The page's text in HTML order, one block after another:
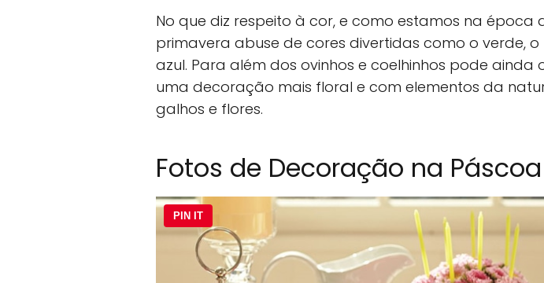
No que diz respeito à cor, e como estamos na época
primavera abuse de cores divertidas como o verde, o
azul. Para além dos ovinhos e coelhinhos pode ainda
uma decoração mais floral e com elementos da
galhos e flores.
Fotos de Decoração na Páscoa
PIN IT